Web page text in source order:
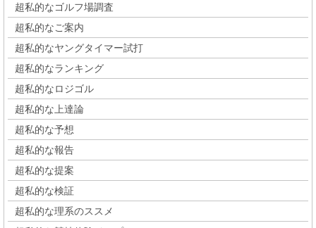
超私的なゴルフ場調査
超私的なご案内
超私的なヤングタイマー試打
超私的なランキング
超私的なロジゴル
超私的な上達論
超私的な予想
超私的な報告
超私的な提案
超私的な検証
超私的な理系のススメ